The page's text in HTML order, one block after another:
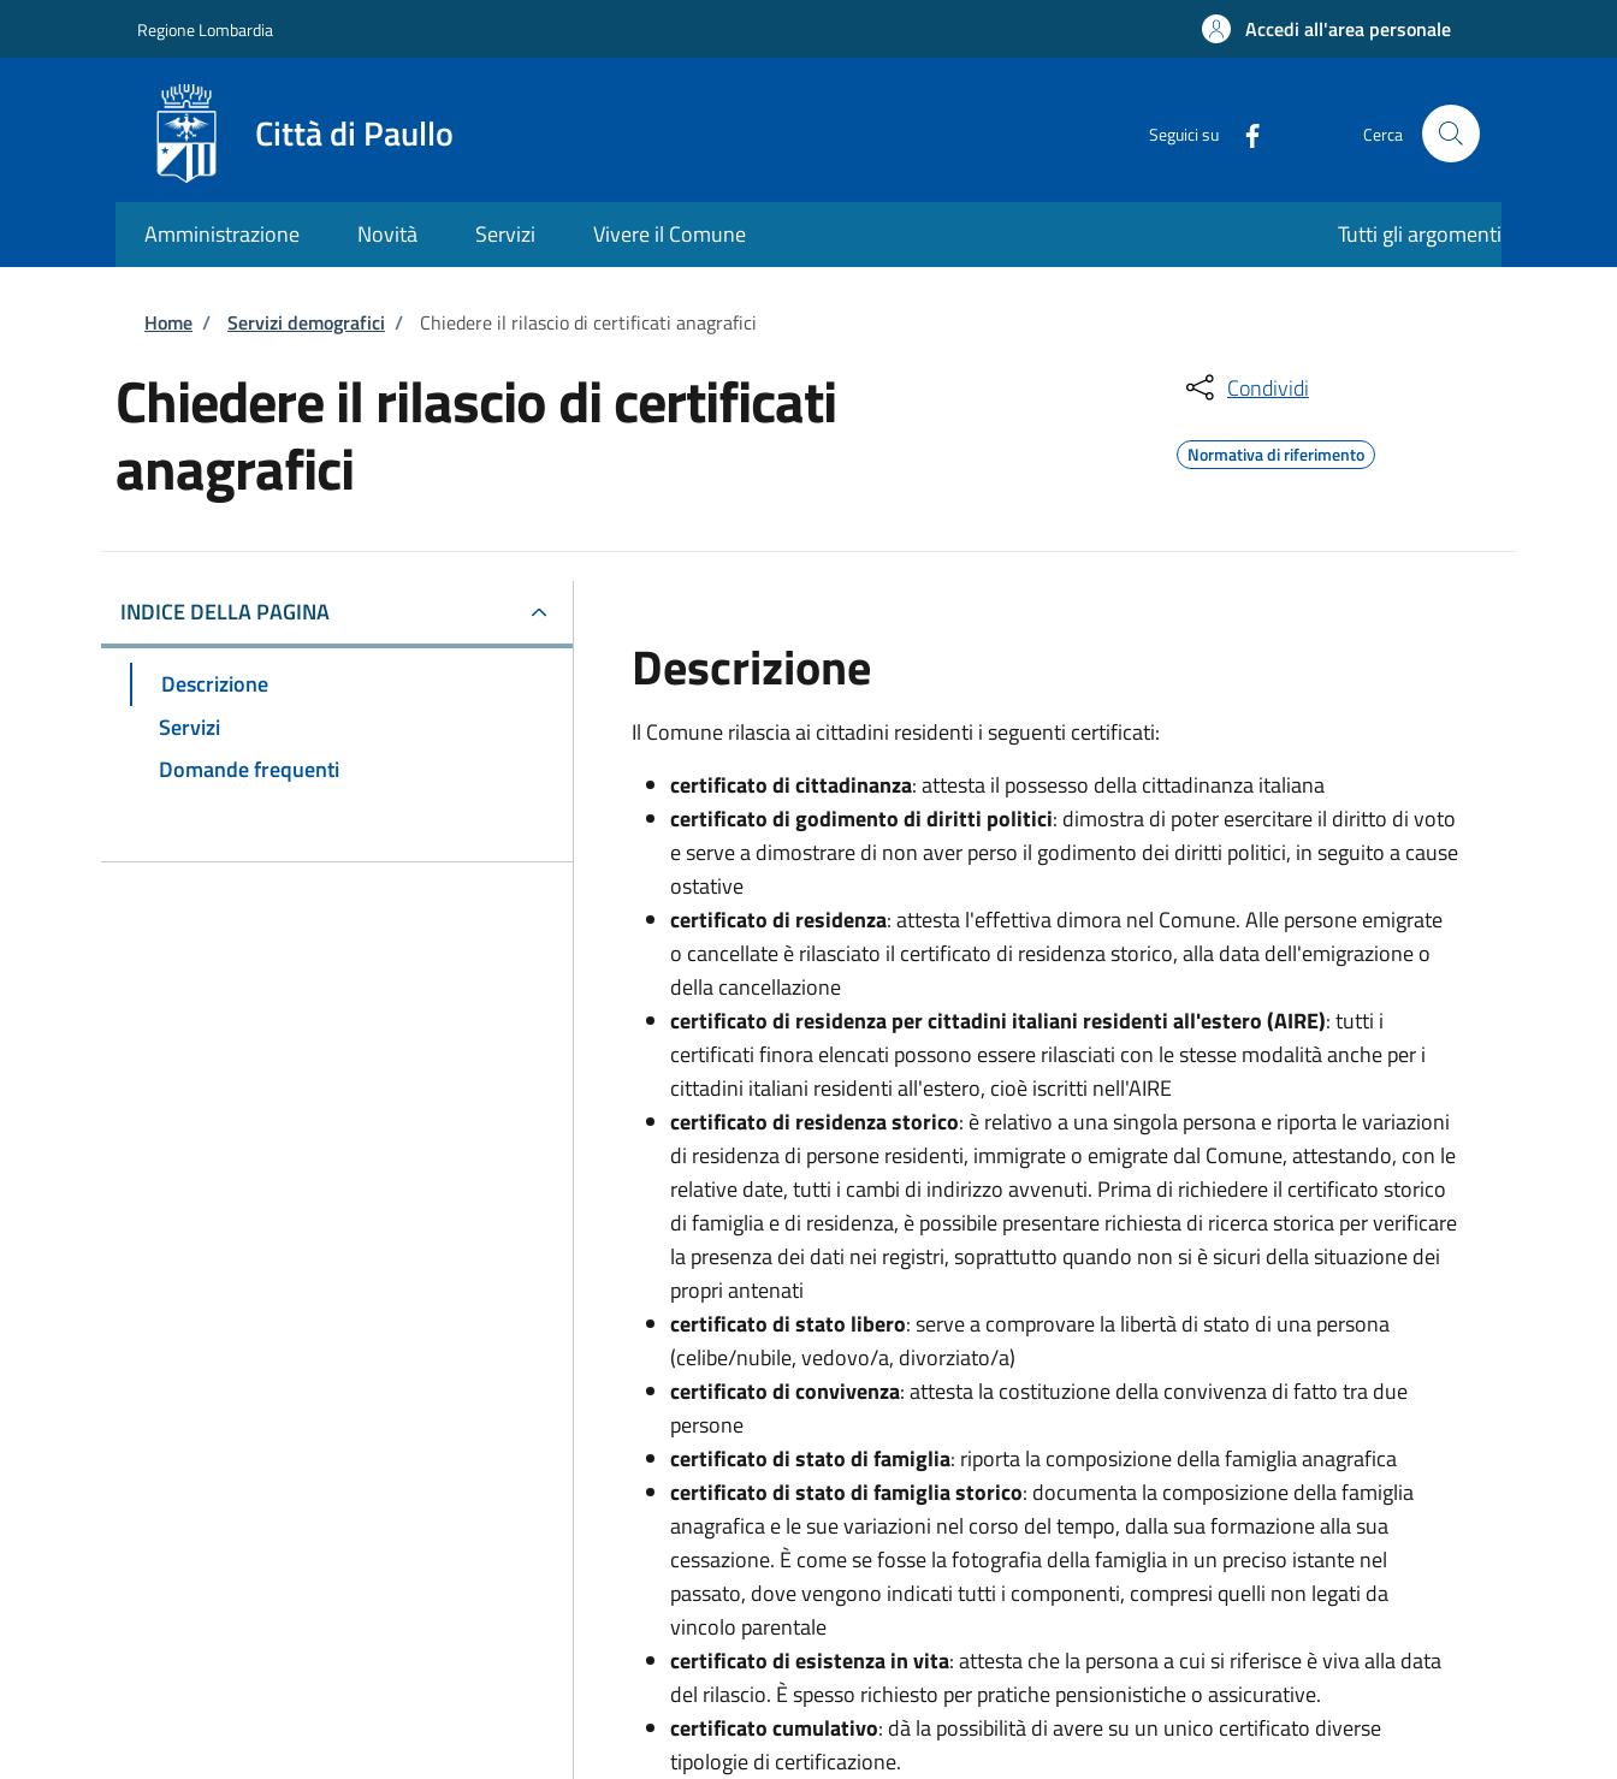
Regione Lombardia Accedi all'area personale
Città di Paullo Seguici su Cerca
Amministrazione Novità Servizi Vivere il Comune Tutti gli argomenti
Briciole di pane
Home / Servizi demografici / Chiedere il rilascio di certificati anagrafici
Chiedere il rilascio di certificati
anagrafici
Condividi
Normativa di riferimento
INDICE DELLA PAGINA
Descrizione
Servizi
Domande frequenti
Descrizione
Il Comune rilascia ai cittadini residenti i seguenti certificati:
certificato di cittadinanza: attesta il possesso della cittadinanza italiana
certificato di godimento di diritti politici: dimostra di poter esercitare il diritto di voto
e serve a dimostrare di non aver perso il godimento dei diritti politici, in seguito a cause
ostative
certificato di residenza: attesta l'effettiva dimora nel Comune. Alle persone emigrate
o cancellate è rilasciato il certificato di residenza storico, alla data dell'emigrazione o
della cancellazione
certificato di residenza per cittadini italiani residenti all'estero (AIRE): tutti i
certificati finora elencati possono essere rilasciati con le stesse modalità anche per i
cittadini italiani residenti all'estero, cioè iscritti nell'AIRE
certificato di residenza storico: è relativo a una singola persona e riporta le variazioni
di residenza di persone residenti, immigrate o emigrate dal Comune, attestando, con le
relative date, tutti i cambi di indirizzo avvenuti. Prima di richiedere il certificato storico
di famiglia e di residenza, è possibile presentare richiesta di ricerca storica per verificare
la presenza dei dati nei registri, soprattutto quando non si è sicuri della situazione dei
propri antenati
certificato di stato libero: serve a comprovare la libertà di stato di una persona
(celibe/nubile, vedovo/a, divorziato/a)
certificato di convivenza: attesta la costituzione della convivenza di fatto tra due
persone
certificato di stato di famiglia: riporta la composizione della famiglia anagrafica
certificato di stato di famiglia storico: documenta la composizione della famiglia
anagrafica e le sue variazioni nel corso del tempo, dalla sua formazione alla sua
cessazione. È come se fosse la fotografia della famiglia in un preciso istante nel
passato, dove vengono indicati tutti i componenti, compresi quelli non legati da
vincolo parentale
certificato di esistenza in vita: attesta che la persona a cui si riferisce è viva alla data
del rilascio. È spesso richiesto per pratiche pensionistiche o assicurative.
certificato cumulativo: dà la possibilità di avere su un unico certificato diverse
tipologie di certificazione.